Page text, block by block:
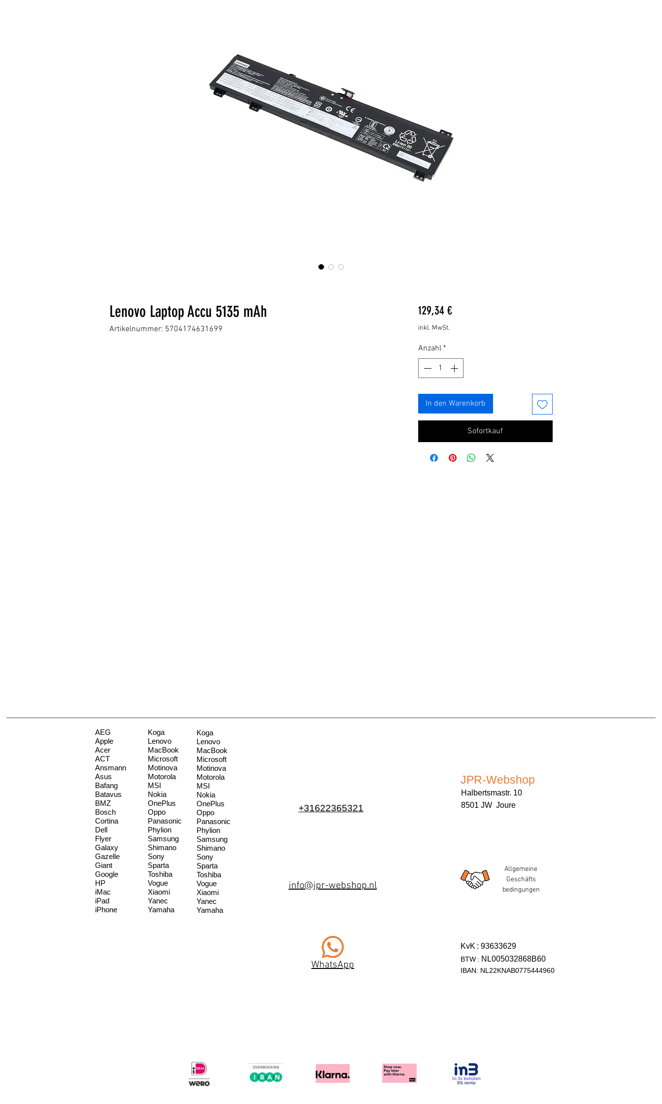
Lenovo Laptop Accu 5135 mAh
Artikelnummer: 5704174631699
129,34 €Preis
inkl. MwSt.
Anzahl *
In den Warenkorb
Sofortkauf
AEG
Apple
Acer
ACT
Ansmann
Asus
Bafang
Batavus
BMZ
Bosch
Cortina
Dell
Flyer
Galaxy
Gazelle
Giant
Google
HP
iMac
iPad
iPhone
Koga
Lenovo
MacBook
Microsoft
Motinova
Motorola
MSI
Nokia
OnePlus
Oppo
Panasonic
Phylion
Samsung
Shimano
Sony
Sparta
Toshiba
Vogue
Xiaomi
Yanec
Yamaha
Koga
Lenovo
MacBook
Microsoft
Motinova
Motorola
MSI
Nokia
OnePlus
Oppo
Panasonic
Phylion
Samsung
Shimano
Sony
Sparta
Toshiba
Vogue
Xiaomi
Yanec
Yamaha
+31622365321
info@jpr-webshop.nl
WhatsApp
JPR-Webshop
Halbertsmastr. 10
8501 JW Joure
Allgemeine
Geschäfts
bedingungen
KvK : 93633629
BTW : NL005032868B60
IBAN: NL22KNAB0775444960